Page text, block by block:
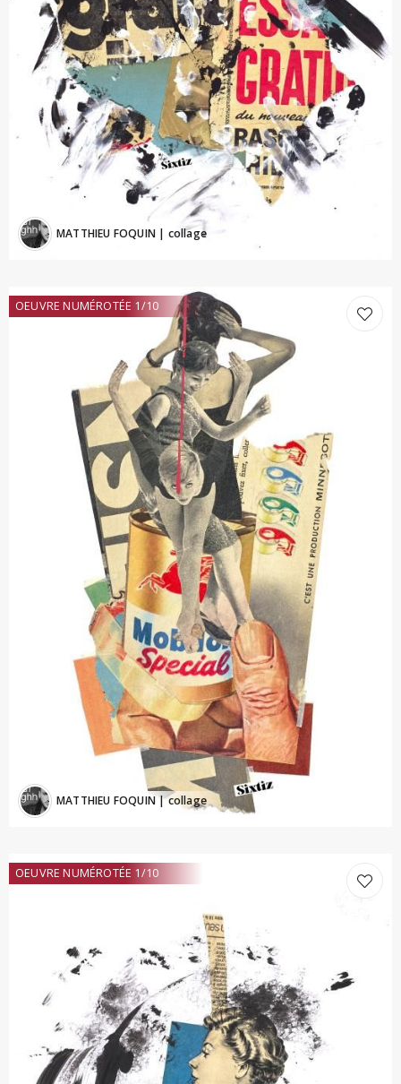
MATTHIEU FOQUIN | collage
OEUVRE NUMÉROTÉE 1/10
MATTHIEU FOQUIN| collage
OEUVRE NUMÉROTÉE 1/10